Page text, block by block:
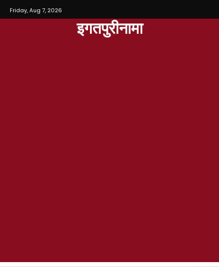
Friday, Aug 7, 2026
इगतपुरीनामा